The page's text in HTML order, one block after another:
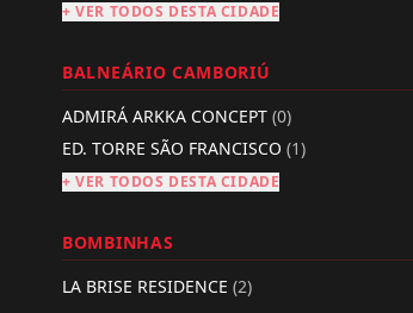
+ VER TODOS DESTA CIDADE
BALNEÁRIO CAMBORIÚ
ADMIRÁ ARKKA CONCEPT (0)
ED. TORRE SÃO FRANCISCO (1)
+ VER TODOS DESTA CIDADE
BOMBINHAS
LA BRISE RESIDENCE (2)